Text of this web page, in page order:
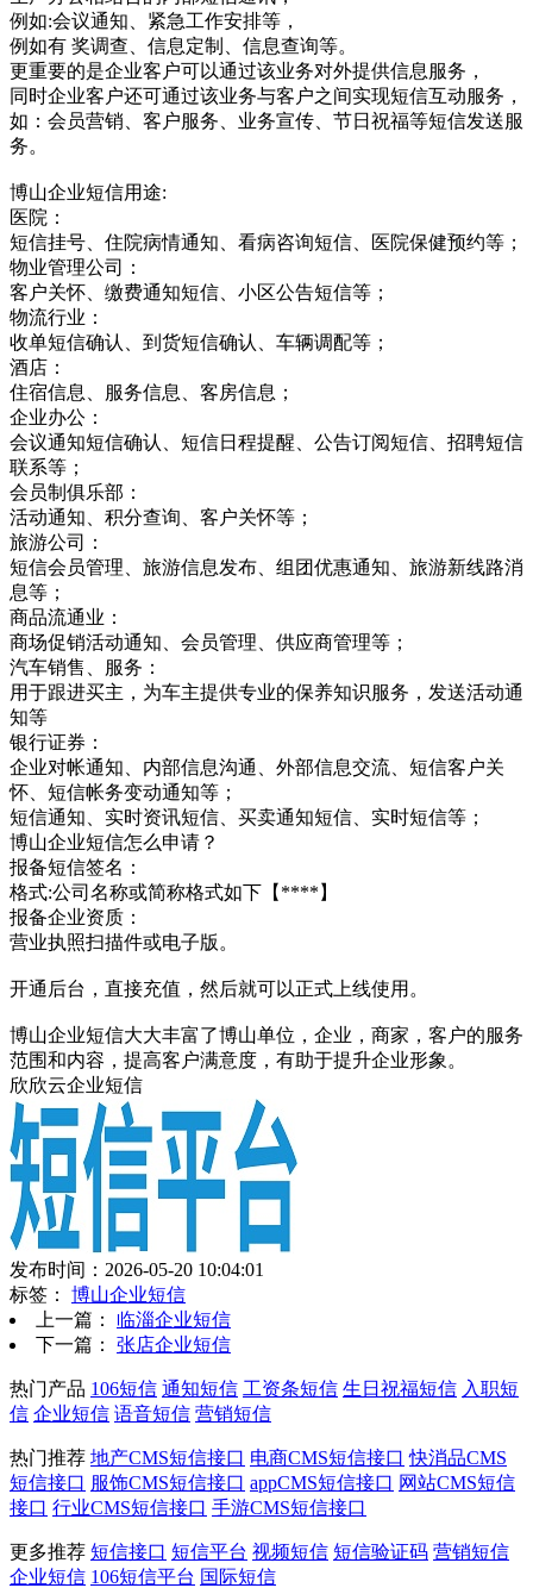
例如:会议通知、紧急工作安排等，
例如有 奖调查、信息定制、信息查询等。
更重要的是企业客户可以通过该业务对外提供信息服务，
同时企业客户还可通过该业务与客户之间实现短信互动服务，
如：会员营销、客户服务、业务宣传、节日祝福等短信发送服
务。
博山企业短信用途:
医院：
短信挂号、住院病情通知、看病咨询短信、医院保健预约等；
物业管理公司：
客户关怀、缴费通知短信、小区公告短信等；
物流行业：
收单短信确认、到货短信确认、车辆调配等；
酒店：
住宿信息、服务信息、客房信息；
企业办公：
会议通知短信确认、短信日程提醒、公告订阅短信、招聘短信
联系等；
会员制俱乐部：
活动通知、积分查询、客户关怀等；
旅游公司：
短信会员管理、旅游信息发布、组团优惠通知、旅游新线路消
息等；
商品流通业：
商场促销活动通知、会员管理、供应商管理等；
汽车销售、服务：
用于跟进买主，为车主提供专业的保养知识服务，发送活动通
知等
银行证券：
企业对帐通知、内部信息沟通、外部信息交流、短信客户关
怀、短信帐务变动通知等；
短信通知、实时资讯短信、买卖通知短信、实时短信等；
博山企业短信怎么申请？
报备短信签名：
格式:公司名称或简称格式如下【****】
报备企业资质：
营业执照扫描件或电子版。
开通后台，直接充值，然后就可以正式上线使用。
博山企业短信大大丰富了博山单位，企业，商家，客户的服务
范围和内容，提高客户满意度，有助于提升企业形象。
欣欣云企业短信
发布时间：2026-05-20 10:04:01
标签： 博山企业短信
上一篇： 临淄企业短信
下一篇： 张店企业短信
热门产品 106短信 通知短信 工资条短信 生日祝福短信 入职短
信 企业短信 语音短信 营销短信
热门推荐 地产CMS短信接口 电商CMS短信接口 快消品CMS
短信接口 服饰CMS短信接口 appCMS短信接口 网站CMS短信
接口 行业CMS短信接口 手游CMS短信接口
更多推荐 短信接口 短信平台 视频短信 短信验证码 营销短信
企业短信 106短信平台 国际短信